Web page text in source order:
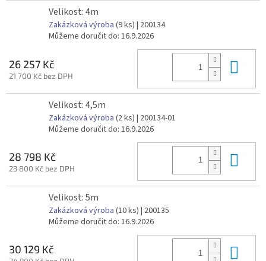
Velikost: 4m
Zakázková výroba (9 ks) | 200134
Můžeme doručit do: 16.9.2026
26 257 Kč
21 700 Kč bez DPH
Velikost: 4,5m
Zakázková výroba (2 ks) | 200134-01
Můžeme doručit do: 16.9.2026
28 798 Kč
23 800 Kč bez DPH
Velikost: 5m
Zakázková výroba (10 ks) | 200135
Můžeme doručit do: 16.9.2026
30 129 Kč